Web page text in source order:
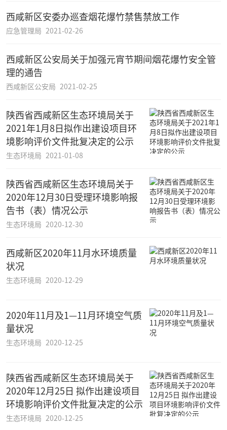
西咸新区安委办巡查烟花爆竹禁售禁放工作
应急管理局 2021-02-26
西咸新区公安局关于加强元宵节期间烟花爆竹安全管
理的通告
西咸新区公安局 2021-02-25
陕西省西咸新区生态环境局关于
2021年1月8日拟作出建设项目环
境影响评价文件批复决定的公示
生态环境局 2021-01-08
陕西省西咸新区生态环境局关于
2020年12月30日受理环境影响报
告书（表）情况公示
生态环境局 2020-12-30
西咸新区2020年11月水环境质量
状况
生态环境局 2020-12-29
2020年11月及1—11月环境空气质
量状况
生态环境局 2020-12-25
陕西省西咸新区生态环境局关于
2020年12月25日 拟作出建设项目
环境影响评价文件批复决定的公示
生态环境局 2020-12-25